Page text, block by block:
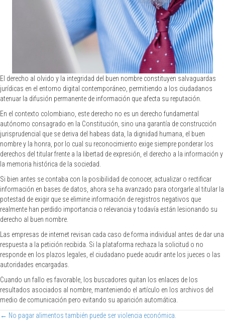
El derecho al olvido y la integridad del buen nombre constituyen salvaguardas
jurídicas en el entorno digital contemporáneo, permitiendo a los ciudadanos
atenuar la difusión permanente de información que afecta su reputación.
En el contexto colombiano, este derecho no es un derecho fundamental
autónomo consagrado en la Constitución, sino una garantía de construcción
jurisprudencial que se deriva del habeas data, la dignidad humana, el buen
nombre y la honra, por lo cual su reconocimiento exige siempre ponderar los
derechos del titular frente a la libertad de expresión, el derecho a la información y
la memoria histórica de la sociedad.
Si bien antes se contaba con la posibilidad de conocer, actualizar o rectificar
información en bases de datos, ahora se ha avanzado para otorgarle al titular la
potestad de exigir que se elimine información de registros negativos que
realmente han perdido importancia o relevancia y todavía están lesionando su
derecho al buen nombre.
Las empresas de internet revisan cada caso de forma individual antes de dar una
respuesta a la petición recibida. Si la plataforma rechaza la solicitud o no
responde en los plazos legales, el ciudadano puede acudir ante los jueces o las
autoridades encargadas.
Cuando un fallo es favorable, los buscadores quitan los enlaces de los
resultados asociados al nombre, manteniendo el artículo en los archivos del
medio de comunicación pero evitando su aparición automática.
Posts
← No pagar alimentos también puede ser violencia económica.